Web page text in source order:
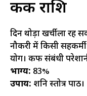
कर्क राशि
दिन थोड़ा खर्चीला रह
नौकरी में किसी
योग। कफ संबंधी
भाग्य: 83%
उपाय: शनि स्तोत्र पाठ।